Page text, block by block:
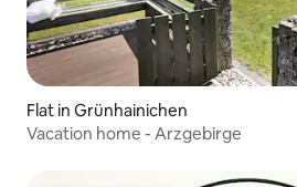
Flat in Grünhainichen
Vacation home - Arzgebirge